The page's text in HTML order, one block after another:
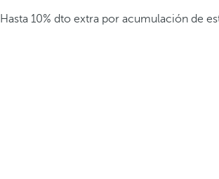
Hasta 10% dto extra por acumulación de